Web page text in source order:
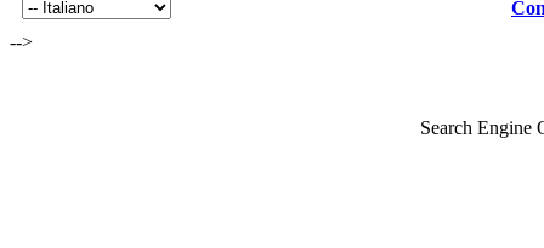
-->
Search Engine